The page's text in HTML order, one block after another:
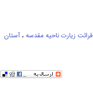
قرائت زیارت ناحیه مقدسه ، آستان